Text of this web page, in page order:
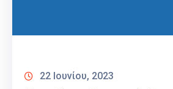
22 Ιουνίου, 2023